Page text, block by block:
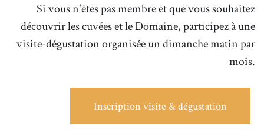
Si vous n'êtes pas membre et que vous souhaitez
découvrir les cuvées et le Domaine, participez à une
visite-dégustation organisée un dimanche matin par
mois.
Inscription visite & dégustation